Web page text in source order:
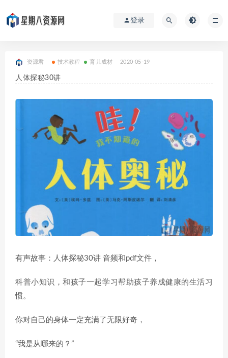
登录
资源君 技术教程 育儿成材 2020-05-19
人体探秘30讲
有声故事：人体探秘30讲 音频和pdf文件，
科普小知识，和孩子一起学习帮助孩子养成健康的生活习
惯。
你对自己的身体一定充满了无限好奇，
“我是从哪来的？”